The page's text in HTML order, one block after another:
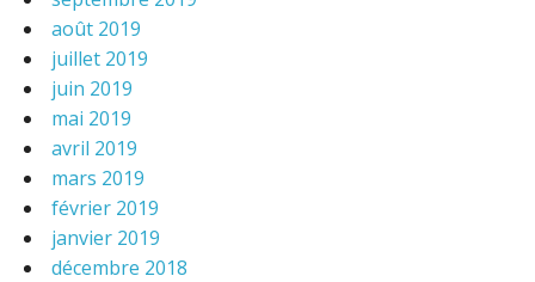
août 2019
juillet 2019
juin 2019
mai 2019
avril 2019
mars 2019
février 2019
janvier 2019
décembre 2018